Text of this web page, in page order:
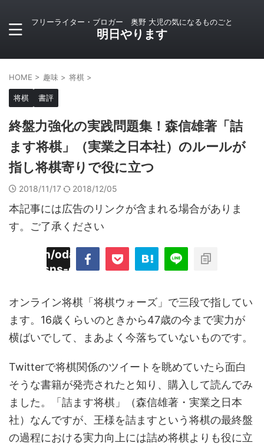
フリーライター・ブロガー 奥野 大児の気になるものごと
明日やります
HOME > 趣味 > 将棋 >
将棋 書評
終盤力強化の実践問題集！森信雄著「詰
ます将棋」（実業之日本社）のルールが
指し将棋寄りで役に立つ
2018/11/17 2018/12/05
本記事には広告のリンクが含まれる場合がありま
す。ご了承ください
odaiji.com/public_html/blog/wp-
sns-count-cache/sns-count-
オンライン将棋「将棋ウォーズ」で三段で指してい
ます。16歳くらいのときから47歳の今まで実力が
横ばいでして、まあよく今落ちていないものです。
Twitterで将棋関係のツイートを眺めていたら面白
そうな書籍が発売されたと知り、購入して読んでみ
ました。「詰ます将棋」（森信雄著・実業之日本
社）なんですが、王様を詰ますという将棋の最終盤
の過程における実力向上には詰め将棋よりも役に立